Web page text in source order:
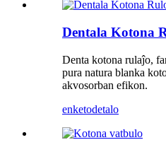
Dentala Kotona
Denta kotona rulaĵo,
pura natura blanka
akvosorban efikon.
enketodetalo